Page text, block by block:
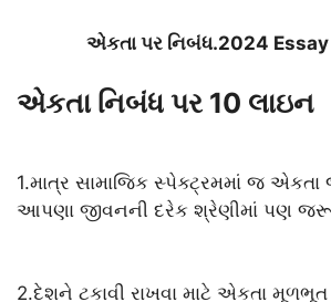
એકતા પર નિબંધ.2024
એકતા નિબંધ પર 10 લાઇન
1.માત્ર સામાજિક સ્પેક્ટ્રમમાં જ
આપણા જીવનની દરેક શ્રેણીમાં પણ
2.દેશને ટકાવી રાખવા માટે એકતા